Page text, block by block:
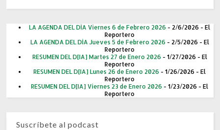
LA AGENDA DEL DÍA Viernes 6 de Febrero 2026 - 2/6/2026 - El
Reportero
LA AGENDA DEL DÍA Jueves 5 de Febrero 2026 - 2/5/2026 - El
Reportero
RESUMEN DEL D[IA] Martes 27 de Enero 2026 - 1/27/2026 - El
Reportero
RESUMEN DEL D[IA] Lunes 26 de Enero 2026 - 1/26/2026 - El
Reportero
RESUMEN DEL D[IA] Viernes 23 de Enero 2026 - 1/23/2026 - El
Reportero
Suscríbete al podcast